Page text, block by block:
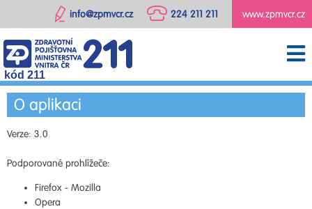
www.zpmvcr.cz
224 211 211
info@zpmvcr.cz
kód 211
O aplikaci
Verze: 3.0
Podporované prohlížeče:
Firefox - Mozilla
Opera